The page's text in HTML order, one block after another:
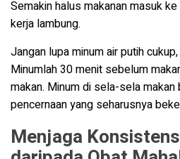
Semakin halus makanan masuk
kerja lambung.
Jangan lupa minum air putih
Minumlah 30 menit sebelum
makan. Minum di sela-sela
pencernaan yang seharusnya
Menjaga